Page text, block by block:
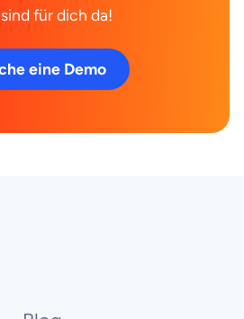
für dich da!
eine Demo